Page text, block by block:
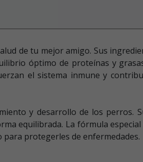
de tu mejor amigo. Sus
óptimo de proteínas y
el sistema inmune y
y desarrollo de los perros.
equilibrada. La fórmula especial
protegerles de enfermedades.